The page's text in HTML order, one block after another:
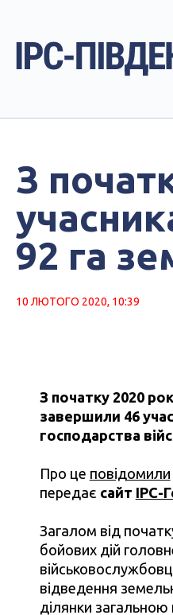
З
92 га
10 ЛЮТОГО 2020, 10:39
З початку 2020
завершили 46
господарства
Про це повідомили
передає сайт ІРС-
Загалом від
бойових дій
відведення
ділянки